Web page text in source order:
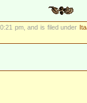
pm, and is filed under